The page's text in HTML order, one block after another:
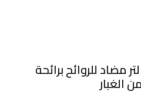
رمل كول اند كلين 20 لتر مضاد للروائح برائحة
الغبار